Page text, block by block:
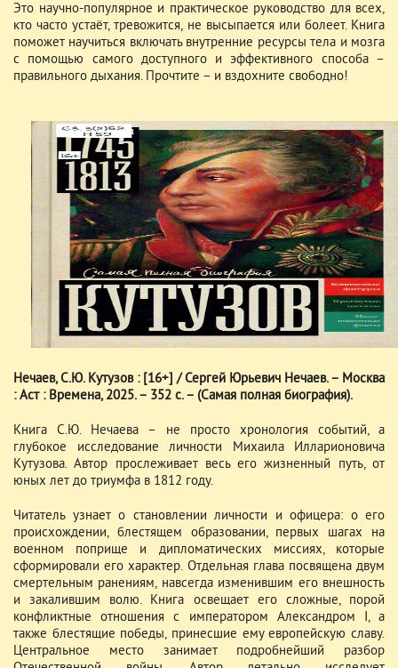
Это научно-популярное и практическое руководство для всех,
кто часто устаёт, тревожится, не высыпается или болеет. Книга
поможет научиться включать внутренние ресурсы тела и мозга
с помощью самого доступного и эффективного способа –
правильного дыхания. Прочтите – и вздохните свободно!
Нечаев, С.Ю. Кутузов : [16+] / Сергей Юрьевич Нечаев. – Москва
: Аст : Времена, 2025. – 352 с. – (Самая полная биография).
Книга С.Ю. Нечаева – не просто хронология событий, а
глубокое исследование личности Михаила Илларионовича
Кутузова. Автор прослеживает весь его жизненный путь, от
юных лет до триумфа в 1812 году.
Читатель узнает о становлении личности и офицера: о его
происхождении, блестящем образовании, первых шагах на
военном поприще и дипломатических миссиях, которые
сформировали его характер. Отдельная глава посвящена двум
смертельным ранениям, навсегда изменившим его внешность
и закалившим волю. Книга освещает его сложные, порой
конфликтные отношения с императором Александром I, а
также блестящие победы, принесшие ему европейскую славу.
Центральное место занимает подробнейший разбор